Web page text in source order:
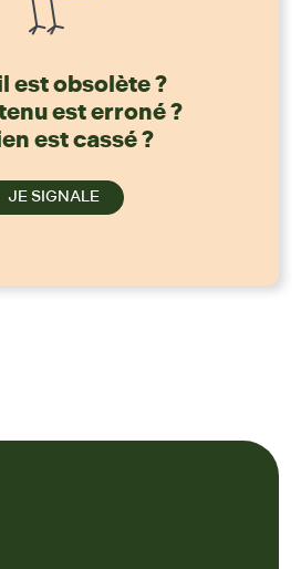
est obsolète ?
est erroné ?
est cassé ?
JE SIGNALE